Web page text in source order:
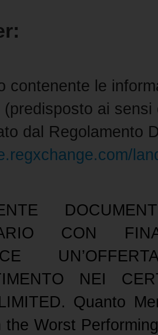
contenente le
(predisposto ai
dal Regolamento
CON
NEI
Quanto
the Worst